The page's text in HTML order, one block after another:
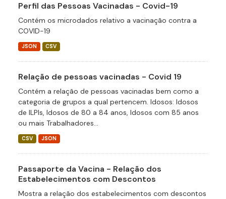
Perfil das Pessoas Vacinadas - Covid-19
Contém os microdados relativo a vacinação contra a
COVID-19
JSON CSV
Relação de pessoas vacinadas - Covid 19
Contém a relação de pessoas vacinadas bem como a
categoria de grupos a qual pertencem. Idosos: Idosos
de ILPIs, Idosos de 80 a 84 anos, Idosos com 85 anos
ou mais Trabalhadores...
CSV JSON
Passaporte da Vacina - Relação dos
Estabelecimentos com Descontos
Mostra a relação dos estabelecimentos com descontos